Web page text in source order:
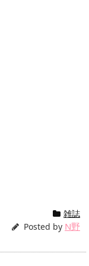
雑誌
Posted by N野